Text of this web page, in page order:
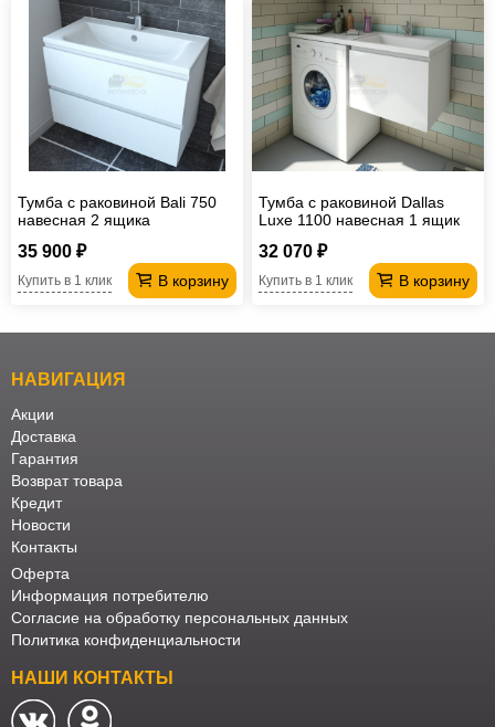
Тумба с раковиной Bali 750
навесная 2 ящика
35 900 ₽
В корзину
Купить в 1 клик
Тумба с раковиной Dallas
Luxe 1100 навесная 1 ящик
32 070 ₽
В корзину
Купить в 1 клик
НАВИГАЦИЯ
Акции
Доставка
Гарантия
Возврат товара
Кредит
Новости
Контакты
Оферта
Информация потребителю
Согласие на обработку персональных данных
Политика конфиденциальности
НАШИ КОНТАКТЫ